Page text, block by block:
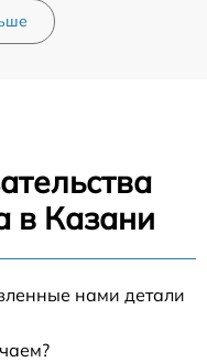
в Казани
нами детали